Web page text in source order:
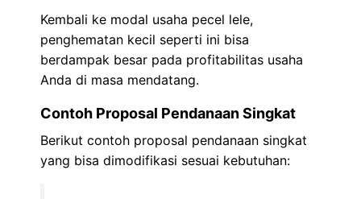
Kembali ke modal usaha pecel lele,
penghematan kecil seperti ini bisa
berdampak besar pada profitabilitas usaha
Anda di masa mendatang.
Contoh Proposal Pendanaan Singkat
Berikut contoh proposal pendanaan singkat
yang bisa dimodifikasi sesuai kebutuhan: